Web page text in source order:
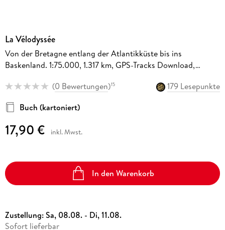
La Vélodyssée
Von der Bretagne entlang der Atlantikküste bis ins
Baskenland. 1:75.000, 1.317 km, GPS-Tracks Download,
(0 Bewertungen)15
179 Lesepunkte
Buch (kartoniert)
17,90 € inkl. Mwst.
In den Warenkorb
Zustellung:Sa, 08.08. - Di, 11.08.
Sofort lieferbar